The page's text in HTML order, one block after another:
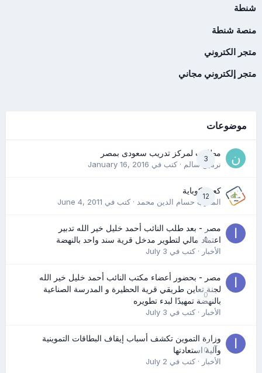
شنطة
منصة شنطة
متجر الكتروني
متجر إلكتروني مجاني
موضوعات
3
مطلوب لمركز تدريب سعودى بمصر
نرمين سالم· كتب في January 16, 2016
12
كعب كوباية
المدرب حسام الدين محمد· كتب في June 4, 2011
0
مصر - بعد طلب النائب أحمد خليل خير الله تدبير
اعتماد مالي لتطوير مدخل قرية سند واحد بالنهضة
الأخبار· كتب في July 3
0
مصر - بحضور أعضاء مكتب النائب أحمد خليل خير الله
لجنة تعاين طريقي قرية الحظيرة و المدرسة الصناعية
بالنهضة تمهيدًا لبدء تطويره
الأخبار· كتب في July 3
0
وزارة التموين تكشف أسباب إيقاف البطاقات التموينية
وآلية استعادتها
الأخبار· كتب في July 2